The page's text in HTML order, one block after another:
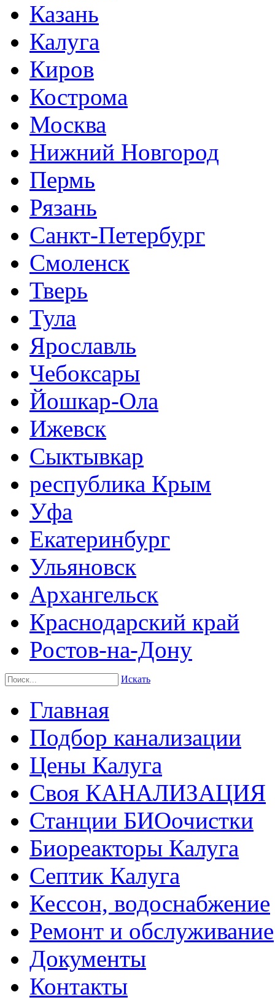
Казань
Калуга
Киров
Кострома
Москва
Нижний Новгород
Пермь
Рязань
Санкт-Петербург
Смоленск
Тверь
Тула
Ярославль
Чебоксары
Йошкар-Ола
Ижевск
Сыктывкар
республика Крым
Уфа
Екатеринбург
Ульяновск
Архангельск
Краснодарский край
Ростов-на-Дону
Искать
Главная
Подбор канализации
Цены Калуга
Своя КАНАЛИЗАЦИЯ
Станции БИОочистки
Биореакторы Калуга
Септик Калуга
Кессон, водоснабжение
Ремонт и обслуживание
Документы
Контакты